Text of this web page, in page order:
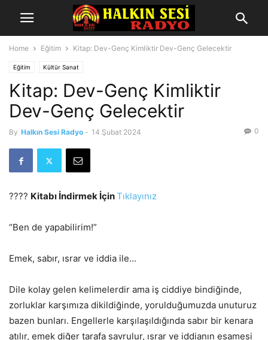
Home Eğitim Kitap: Dev-Genç Kimliktir Dev-Genç Gelecektir
Eğitim Kültür Sanat
Kitap: Dev-Genç Kimliktir
Dev-Genç Gelecektir
By Halkın Sesi Radyo - 14 Şubat 2024 0
???? Kitabı İndirmek İçinTıklayınız
“Ben de yapabilirim!”
Emek, sabır, ısrar ve iddia ile…
Dile kolay gelen kelimelerdir ama iş ciddiye bindiğinde,
zorluklar karşımıza dikildiğinde, yorulduğumuzda unuturuz
bazen bunları. Engellerle karşılaşıldığında sabır bir kenara
atılır, emek diğer tarafa savrulur, ısrar ve iddianın esamesi